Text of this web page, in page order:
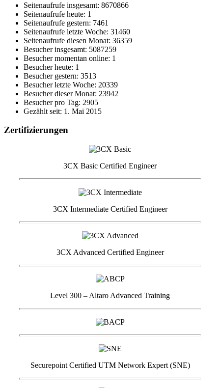
Seitenaufrufe insgesamt: 8670866
Seitenaufrufe heute: 1
Seitenaufrufe gestern: 7461
Seitenaufrufe letzte Woche: 31460
Seitenaufrufe diesen Monat: 36359
Besucher insgesamt: 5087259
Besucher momentan online: 1
Besucher heute: 1
Besucher gestern: 3513
Besucher letzte Woche: 20339
Besucher dieser Monat: 23942
Besucher pro Tag: 2905
Gezählt seit: 1. Mai 2015
Zertifizierungen
3CX Basic Certified Engineer
3CX Intermediate Certified Engineer
3CX Advanced Certified Engineer
Level 300 – Altaro Advanced Training
Securepoint Certified UTM Network Expert (SNE)